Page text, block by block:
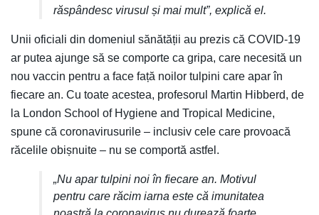
răspândesc virusul și mai mult”, explică el.
Unii oficiali din domeniul sănătății au prezis că COVID-19
ar putea ajunge să se comporte ca gripa, care necesită un
nou vaccin pentru a face față noilor tulpini care apar în
fiecare an. Cu toate acestea, profesorul Martin Hibberd, de
la London School of Hygiene and Tropical Medicine,
spune că coronavirusurile – inclusiv cele care provoacă
răcelile obișnuite – nu se comportă astfel.
„Nu apar tulpini noi în fiecare an. Motivul
pentru care răcim iarna este că imunitatea